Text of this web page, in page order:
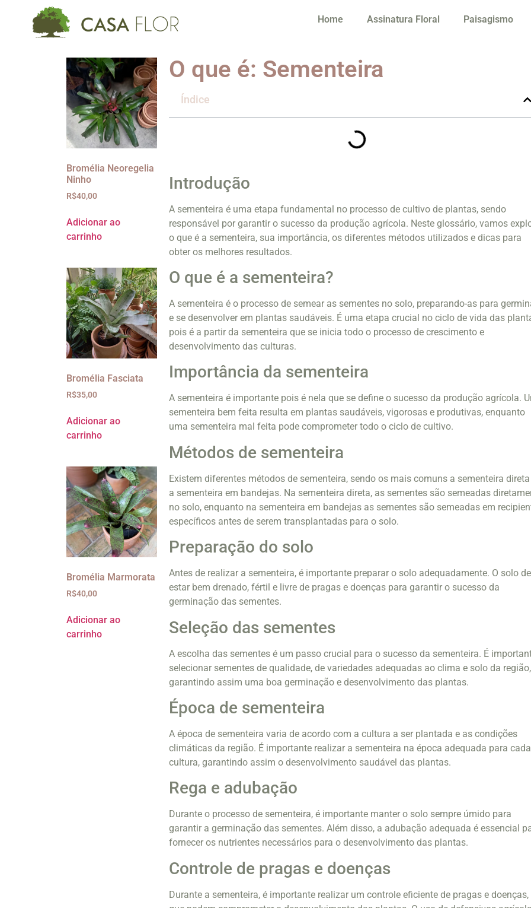
Home Assinatura Floral Paisagismo
Bromélia Neoregelia
Ninho
R$40,00
Adicionar ao
carrinho
Bromélia Fasciata
R$35,00
Adicionar ao
carrinho
Bromélia Marmorata
R$40,00
Adicionar ao
carrinho
O que é: Sementeira
Índice
Introdução
A sementeira é uma etapa fundamental no processo de cultivo de plantas, sendo
responsável por garantir o sucesso da produção agrícola. Neste glossário, vamos
o que é a sementeira, sua importância, os diferentes métodos utilizados e dicas para
obter os melhores resultados.
O que é a sementeira?
A sementeira é o processo de semear as sementes no solo, preparando-as para
e se desenvolver em plantas saudáveis. É uma etapa crucial no ciclo de vida das
pois é a partir da sementeira que se inicia todo o processo de crescimento e
desenvolvimento das culturas.
Importância da sementeira
A sementeira é importante pois é nela que se define o sucesso da produção agrícola.
sementeira bem feita resulta em plantas saudáveis, vigorosas e produtivas, enquanto
uma sementeira mal feita pode comprometer todo o ciclo de cultivo.
Métodos de sementeira
Existem diferentes métodos de sementeira, sendo os mais comuns a sementeira
a sementeira em bandejas. Na sementeira direta, as sementes são semeadas
no solo, enquanto na sementeira em bandejas as sementes são semeadas em
específicos antes de serem transplantadas para o solo.
Preparação do solo
Antes de realizar a sementeira, é importante preparar o solo adequadamente. O solo
estar bem drenado, fértil e livre de pragas e doenças para garantir o sucesso da
germinação das sementes.
Seleção das sementes
A escolha das sementes é um passo crucial para o sucesso da sementeira. É
selecionar sementes de qualidade, de variedades adequadas ao clima e solo da região,
garantindo assim uma boa germinação e desenvolvimento das plantas.
Época de sementeira
A época de sementeira varia de acordo com a cultura a ser plantada e as condições
climáticas da região. É importante realizar a sementeira na época adequada para cada
cultura, garantindo assim o desenvolvimento saudável das plantas.
Rega e adubação
Durante o processo de sementeira, é importante manter o solo sempre úmido para
garantir a germinação das sementes. Além disso, a adubação adequada é essencial
fornecer os nutrientes necessários para o desenvolvimento das plantas.
Controle de pragas e doenças
Durante a sementeira, é importante realizar um controle eficiente de pragas e doenças,